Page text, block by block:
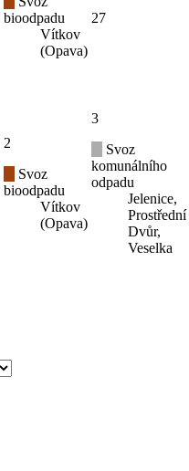
bioodpadu
Vítkov
(Opava)
27
2
Svoz
bioodpadu
Vítkov
(Opava)
3
Svoz
komunálního
odpadu
Jelenice,
Prostřední
Dvůr,
Veselka